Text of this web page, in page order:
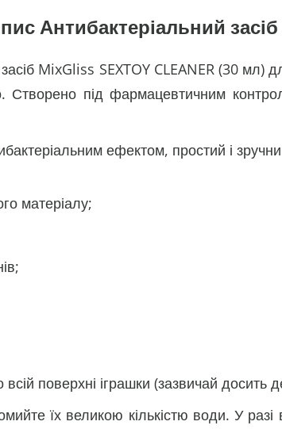
Антибактеріальний засіб
MixGliss SEXTOY CLEANER (30 мл)
Створено під фармацевтичним
ефектом, простий і
матеріалу;
поверхні іграшки (зазвичай досить
їх великою кількістю води. У разі